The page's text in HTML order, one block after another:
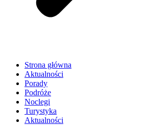
Strona główna
Aktualności
Porady
Podróże
Noclegi
Turystyka
Aktualności